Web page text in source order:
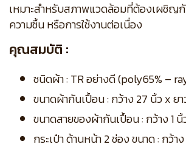
เหมาะสำหรับสภาพแวดล้อมที่ต้องเผชิญ
ความชื้น หรือการใช้งานต่อเนื่อง
คุณสมบัติ :
ชนิดผ้า : TR อย่างดี (poly65% –
ขนาดผ้ากันเปื้อน : กว้าง 27 นิ้ว x ยา
ขนาดสายของผ้ากันเปื้อน : กว้าง 1
กระเป๋า ด้านหน้า 2 ช่อง ขนาด : กว้